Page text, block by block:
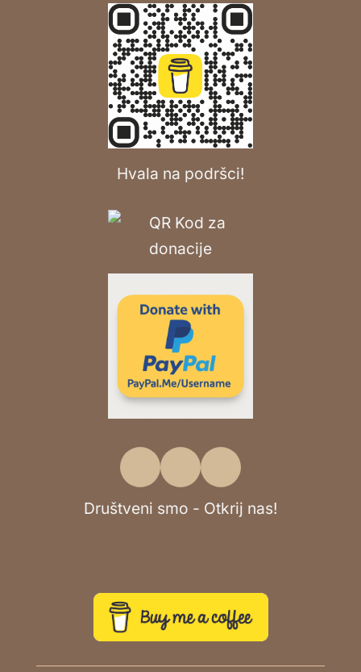
Hvala na podršci!
Društveni smo - Otkrij nas!